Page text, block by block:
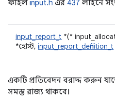
ফাইল input.h এর 437 লাইনে
input_report_t *(*
*হোস্ট, input_report_definition_t
একটি প্রতিবেদন বরাদ্দ করুন
সমস্ত রাজ্য থাকবে।